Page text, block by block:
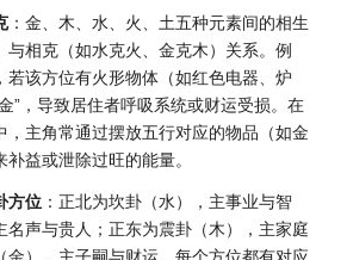
：金、木、水、火、土五种元素间的相生
与相克（如水克火、金克木）关系。例
若该方位有火形物体（如红色电器、炉
”，导致居住者呼吸系统或财运受损。在
，主角常通过摆放五行对应的物品（如金
益或泄除过旺的能量。
方位 ：正北为坎卦（水），主事业与智
名声与贵人；正东为震卦（木），主家庭